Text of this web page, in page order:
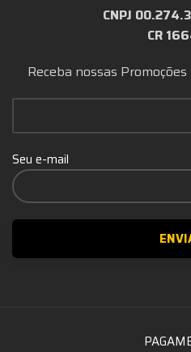
CNPJ
CR
Receba nossas
Seu e-mail